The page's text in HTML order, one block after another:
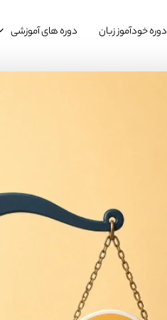
دوره خودآموز زبان دوره های آموزشی